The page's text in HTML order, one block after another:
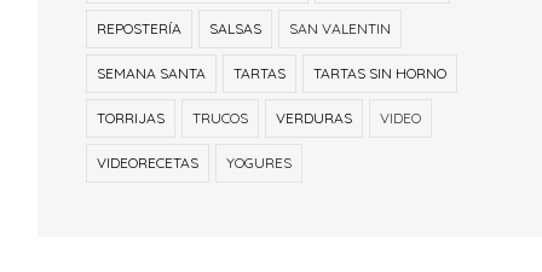
REPOSTERÍA SALSAS SAN VALENTIN
SEMANA SANTA TARTAS TARTAS SIN HORNO
TORRIJAS TRUCOS VERDURAS VIDEO
VIDEORECETAS YOGURES